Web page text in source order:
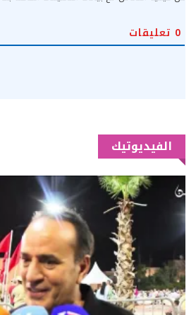
0 تعليقات
الفيديوتيك